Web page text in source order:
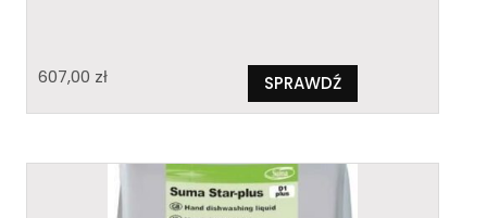
607,00 zł SPRAWDŹ